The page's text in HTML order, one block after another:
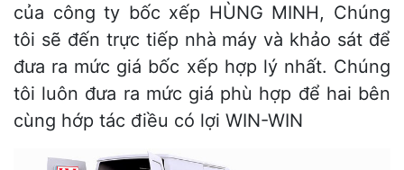
của công ty bốc xếp HÙNG MINH, Chúng
tôi sẽ đến trực tiếp nhà máy và khảo sát để
đưa ra mức giá bốc xếp hợp lý nhất. Chúng
tôi luôn đưa ra mức giá phù hợp để hai bên
cùng hớp tác điều có lợi WIN-WIN